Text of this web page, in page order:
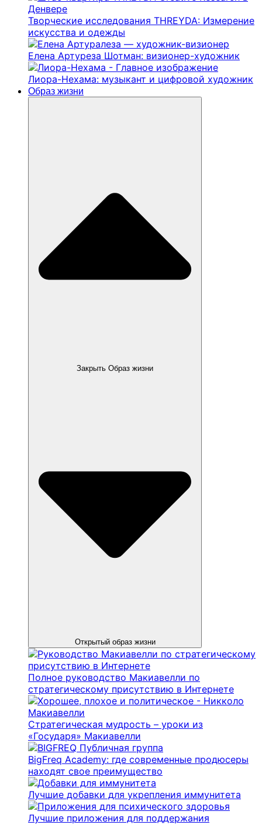
Творческие исследования THREYDA: Измерение
искусства и одежды
Елена Артуреза Шотман: визионер-художник
Лиора-Нехама: музыкант и цифровой художник
Образ жизни
Закрыть Образ жизни
Открытый образ жизни
Полное руководство Макиавелли по
стратегическому присутствию в Интернете
Стратегическая мудрость – уроки из
«Государя» Макиавелли
BigFreq Academy: где современные продюсеры
находят свое преимущество
Лучшие добавки для укрепления иммунитета
Лучшие приложения для поддержания